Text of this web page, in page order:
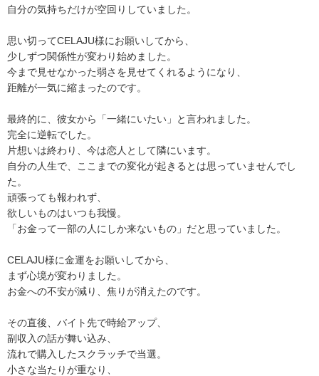
自分の気持ちだけが空回りしていました。
思い切ってCELAJU様にお願いしてから、
少しずつ関係性が変わり始めました。
今まで見せなかった弱さを見せてくれるようになり、
距離が一気に縮まったのです。
最終的に、彼女から「一緒にいたい」と言われました。
完全に逆転でした。
片想いは終わり、今は恋人として隣にいます。
自分の人生で、ここまでの変化が起きるとは思っていませんでし
た。
頑張っても報われず、
欲しいものはいつも我慢。
「お金って一部の人にしか来ないもの」だと思っていました。
CELAJU様に金運をお願いしてから、
まず心境が変わりました。
お金への不安が減り、焦りが消えたのです。
その直後、バイト先で時給アップ、
副収入の話が舞い込み、
流れで購入したスクラッチで当選。
小さな当たりが重なり、